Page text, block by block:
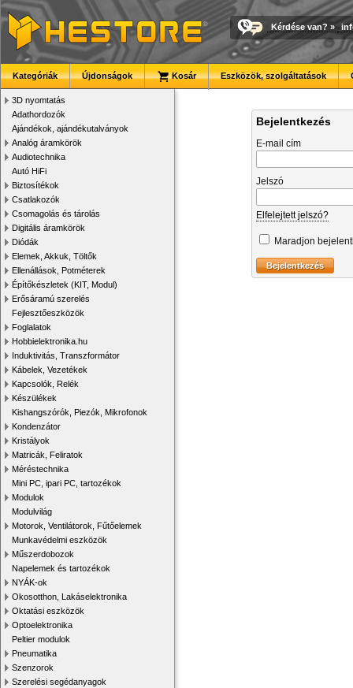
Kérdése van? »
Kategóriák Újdonságok Kosár Eszközök, szolgáltatások
3D nyomtatás
Adathordozók
Ajándékok, ajándékutalványok
Analóg áramkörök
Audiotechnika
Autó HiFi
Biztosítékok
Csatlakozók
Csomagolás és tárolás
Digitális áramkörök
Diódák
Elemek, Akkuk, Töltők
Ellenállások, Potméterek
Építőkészletek (KIT, Modul)
Erősáramú szerelés
Fejlesztőeszközök
Foglalatok
Hobbielektronika.hu
Induktivitás, Transzformátor
Kábelek, Vezetékek
Kapcsolók, Relék
Készülékek
Kishangszórók, Piezók, Mikrofonok
Kondenzátor
Kristályok
Matricák, Feliratok
Méréstechnika
Mini PC, ipari PC, tartozékok
Modulok
Modulvilág
Motorok, Ventilátorok, Fűtőelemek
Munkavédelmi eszközök
Műszerdobozok
Napelemek és tartozékok
NYÁK-ok
Okosotthon, Lakáselektronika
Oktatási eszközök
Optoelektronika
Peltier modulok
Pneumatika
Szenzorok
Szerelési segédanyagok
Bejelentkezés
E-mail cím
Jelszó
Elfelejtett jelszó?
Maradjon